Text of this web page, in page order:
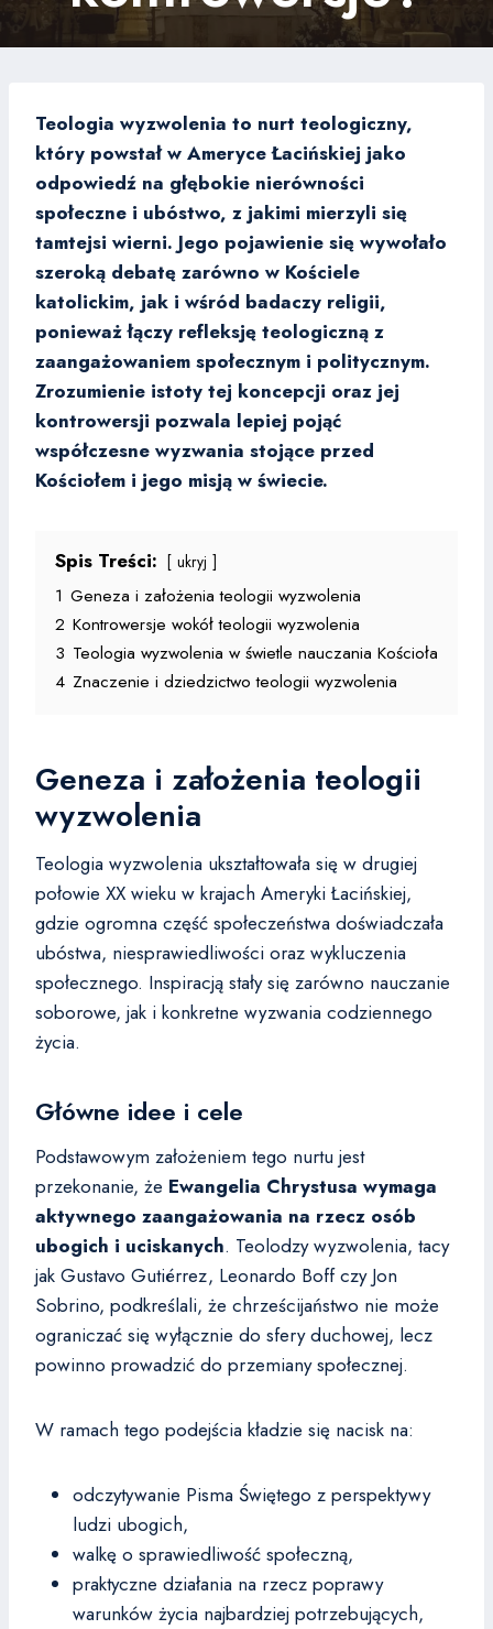
Teologia wyzwolenia to nurt teologiczny,
który powstał w Ameryce Łacińskiej jako
odpowiedź na głębokie nierówności
społeczne i ubóstwo, z jakimi mierzyli się
tamtejsi wierni. Jego pojawienie się wywołało
szeroką debatę zarówno w Kościele
katolickim, jak i wśród badaczy religii,
ponieważ łączy refleksję teologiczną z
zaangażowaniem społecznym i politycznym.
Zrozumienie istoty tej koncepcji oraz jej
kontrowersji pozwala lepiej pojąć
współczesne wyzwania stojące przed
Kościołem i jego misją w świecie.
Spis Treści: ukryj
1 Geneza i założenia teologii wyzwolenia
2 Kontrowersje wokół teologii wyzwolenia
3 Teologia wyzwolenia w świetle nauczania Kościoła
4 Znaczenie i dziedzictwo teologii wyzwolenia
Geneza i założenia teologii
wyzwolenia
Teologia wyzwolenia ukształtowała się w drugiej
połowie XX wieku w krajach Ameryki Łacińskiej,
gdzie ogromna część społeczeństwa doświadczała
ubóstwa, niesprawiedliwości oraz wykluczenia
społecznego. Inspiracją stały się zarówno nauczanie
soborowe, jak i konkretne wyzwania codziennego
życia.
Główne idee i cele
Podstawowym założeniem tego nurtu jest
przekonanie, że Ewangelia Chrystusa wymaga
aktywnego zaangażowania na rzecz osób
ubogich i uciskanych. Teolodzy wyzwolenia, tacy
jak Gustavo Gutiérrez, Leonardo Boff czy Jon
Sobrino, podkreślali, że chrześcijaństwo nie może
ograniczać się wyłącznie do sfery duchowej, lecz
powinno prowadzić do przemiany społecznej.
W ramach tego podejścia kładzie się nacisk na:
odczytywanie Pisma Świętego z perspektywy
ludzi ubogich,
walkę o sprawiedliwość społeczną,
praktyczne działania na rzecz poprawy
warunków życia najbardziej potrzebujących,